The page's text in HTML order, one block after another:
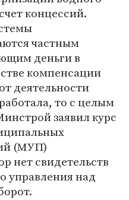
концессий.
частным
деньги в
компенсации
деятельности
то с целым
заявил курс
(МУП)
нет свидетельств
управления над